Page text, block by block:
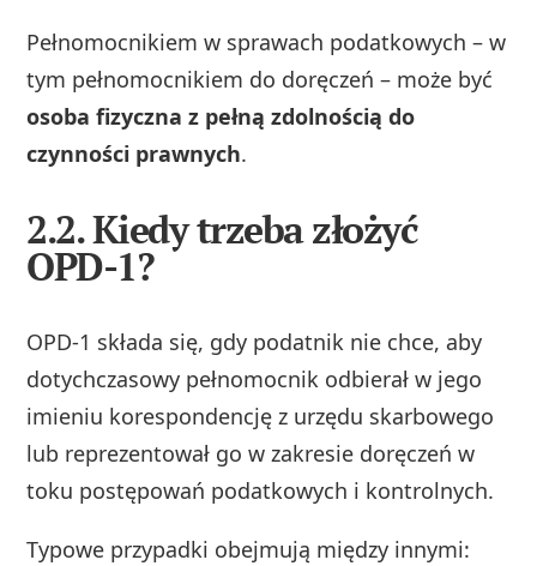
Pełnomocnikiem w sprawach podatkowych – w
tym pełnomocnikiem do doręczeń – może być
osoba fizyczna z pełną zdolnością do
czynności prawnych.
2.2. Kiedy trzeba złożyć
OPD-1?
OPD‑1 składa się, gdy podatnik nie chce, aby
dotychczasowy pełnomocnik odbierał w jego
imieniu korespondencję z urzędu skarbowego
lub reprezentował go w zakresie doręczeń w
toku postępowań podatkowych i kontrolnych.
Typowe przypadki obejmują między innymi: